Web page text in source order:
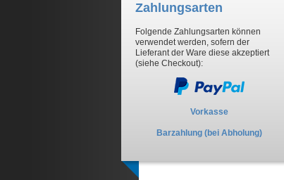
Zahlungsarten
Folgende Zahlungsarten können
verwendet werden, sofern der
Lieferant der Ware diese akzeptiert
(siehe Checkout):
Vorkasse
Barzahlung (bei Abholung)